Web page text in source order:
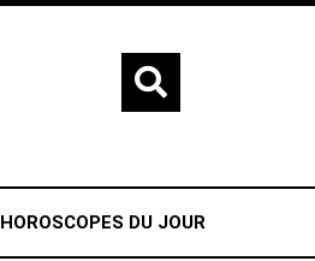
HOROSCOPES DU JOUR